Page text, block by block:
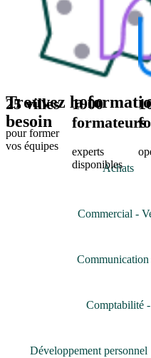
25 villes
pour former
vos équipes
1900
formateurs
experts
disponibles
Trouvez la
besoin
Achats
Commercial -
Comptabilité
Développement personnel